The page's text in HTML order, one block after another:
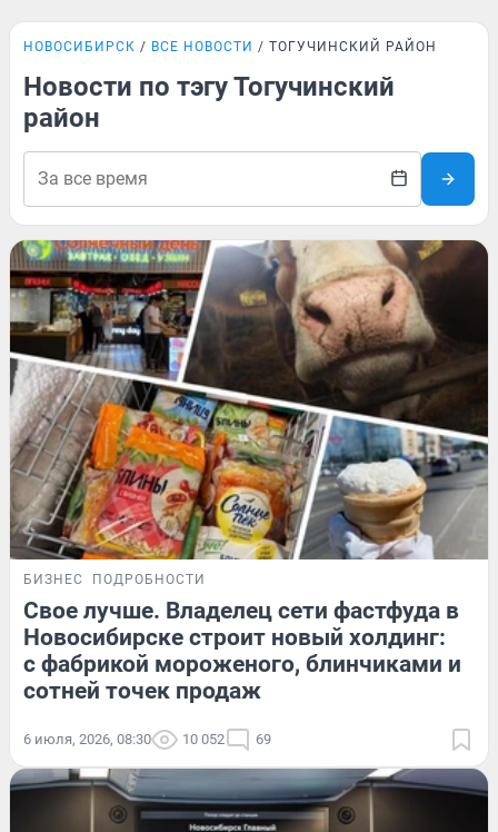
НОВОСИБИРСК ВСЕ НОВОСТИ ТОГУЧИНСКИЙ РАЙОН
Новости по тэгу Тогучинский
район
БИЗНЕС ПОДРОБНОСТИ
Свое лучше. Владелец сети фастфуда в
Новосибирске строит новый холдинг:
с фабрикой мороженого, блинчиками и
сотней точек продаж
6 июля, 2026, 08:30 10 052 69